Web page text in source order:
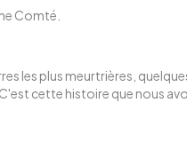
Comté.
les plus meurtrières,
cette histoire que nous